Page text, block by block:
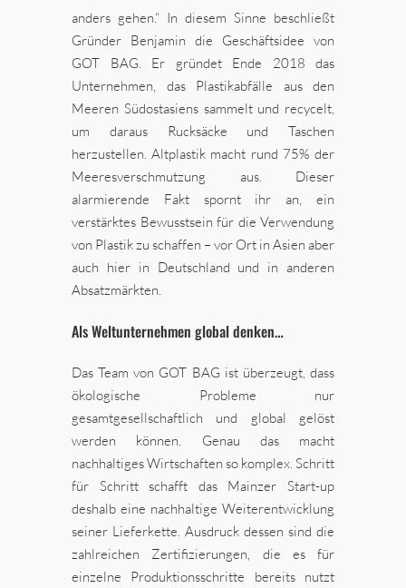
anders gehen.“ In diesem Sinne beschließt
Gründer Benjamin die Geschäftsidee von
GOT BAG. Er gründet Ende 2018 das
Unternehmen, das Plastikabfälle aus den
Meeren Südostasiens sammelt und recycelt,
um daraus Rucksäcke und Taschen
herzustellen. Altplastik macht rund 75% der
Meeresverschmutzung aus. Dieser
alarmierende Fakt spornt ihr an, ein
verstärktes Bewusstsein für die Verwendung
von Plastik zu schaffen – vor Ort in Asien aber
auch hier in Deutschland und in anderen
Absatzmärkten.
Als Weltunternehmen global denken…
Das Team von GOT BAG ist überzeugt, dass
ökologische Probleme nur
gesamtgesellschaftlich und global gelöst
werden können. Genau das macht
nachhaltiges Wirtschaften so komplex. Schritt
für Schritt schafft das Mainzer Start-up
deshalb eine nachhaltige Weiterentwicklung
seiner Lieferkette. Ausdruck dessen sind die
zahlreichen Zertifizierungen, die es für
einzelne Produktionsschritte bereits nutzt